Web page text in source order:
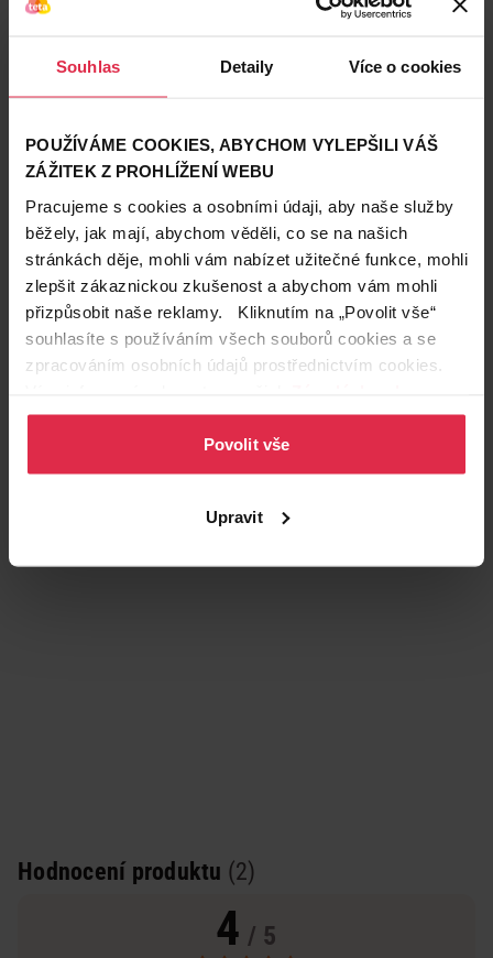
Souhlas Detaily Více o cookies
POUŽÍVÁME COOKIES, ABYCHOM VYLEPŠILI VÁŠ
ZÁŽITEK Z PROHLÍŽENÍ WEBU
Pracujeme s cookies a osobními údaji, aby naše služby
běžely, jak mají, abychom věděli, co se na našich
stránkách děje, mohli vám nabízet užitečné funkce, mohli
zlepšit zákaznickou zkušenost a abychom vám mohli
přizpůsobit naše reklamy. Kliknutím na „Povolit vše“
souhlasíte s používáním všech souborů cookies a se
zpracováním osobních údajů prostřednictvím cookies.
osobních údajů.
Povolit vše
Upravit
Zákazníci také často nakupují
Hodnocení produktu (2)
4 / 5